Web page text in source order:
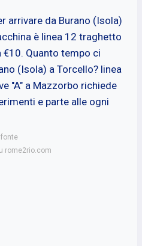
arrivare da Burano (Isola)
è linea 12 traghetto
Quanto tempo ci
(Isola) a Torcello? linea
"A" a Mazzorbo richiede
e parte alle ogni
rome2rio.com